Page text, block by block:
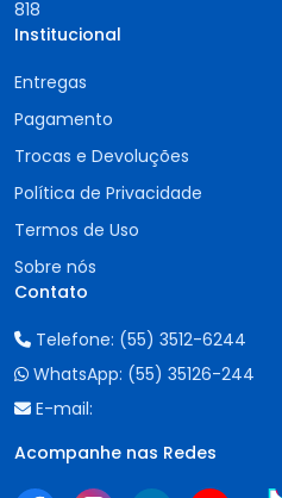
818
Institucional
Entregas
Pagamento
Trocas e Devoluções
Política de Privacidade
Termos de Uso
Sobre nós
Contato
Telefone: (55) 3512-6244
WhatsApp: (55) 35126-244
E-mail:
Acompanhe nas Redes